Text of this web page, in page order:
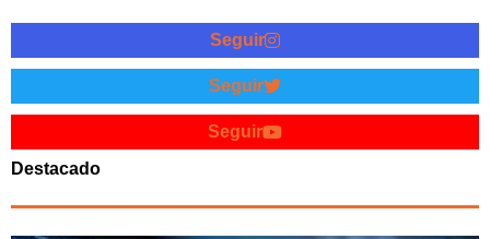
Seguir
Seguir
Seguir
Destacado